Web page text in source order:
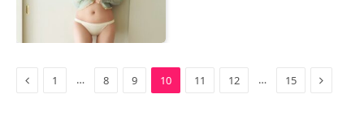
Previous
1 … 8 9 10 11 12 … 15 Next